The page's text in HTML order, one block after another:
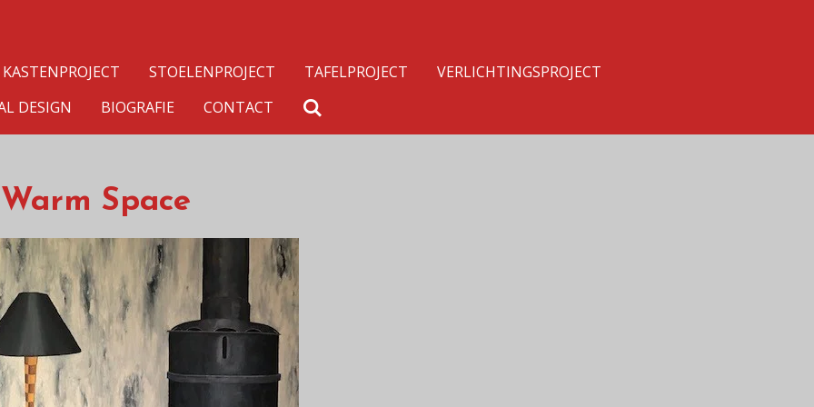
KASTENPROJECT STOELENPROJECT TAFELPROJECT
VERLICHTINGSPROJECT
DESIGN BIOGRAFIE CONTACT
Space